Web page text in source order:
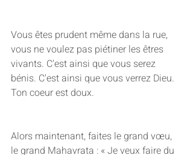
Vous êtes prudent même dans la rue,
vous ne voulez pas piétiner les êtres
vivants. C'est ainsi que vous serez
bénis. C'est ainsi que vous verrez Dieu.
Ton coeur est doux.
Alors maintenant, faites le grand vœu,
le grand Mahavrata : « Je veux faire du